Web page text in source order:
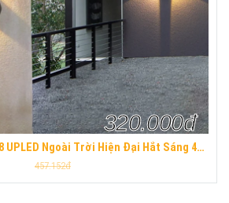
UPLED Ngoài Trời Hiện Đại Hắt Sáng 4
Kim Nhôm Chống Nước UPLED
320.000đ
457.152đ